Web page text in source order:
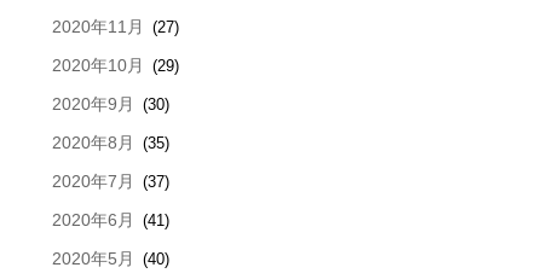
2020年11月 (27)
2020年10月 (29)
2020年9月 (30)
2020年8月 (35)
2020年7月 (37)
2020年6月 (41)
2020年5月 (40)